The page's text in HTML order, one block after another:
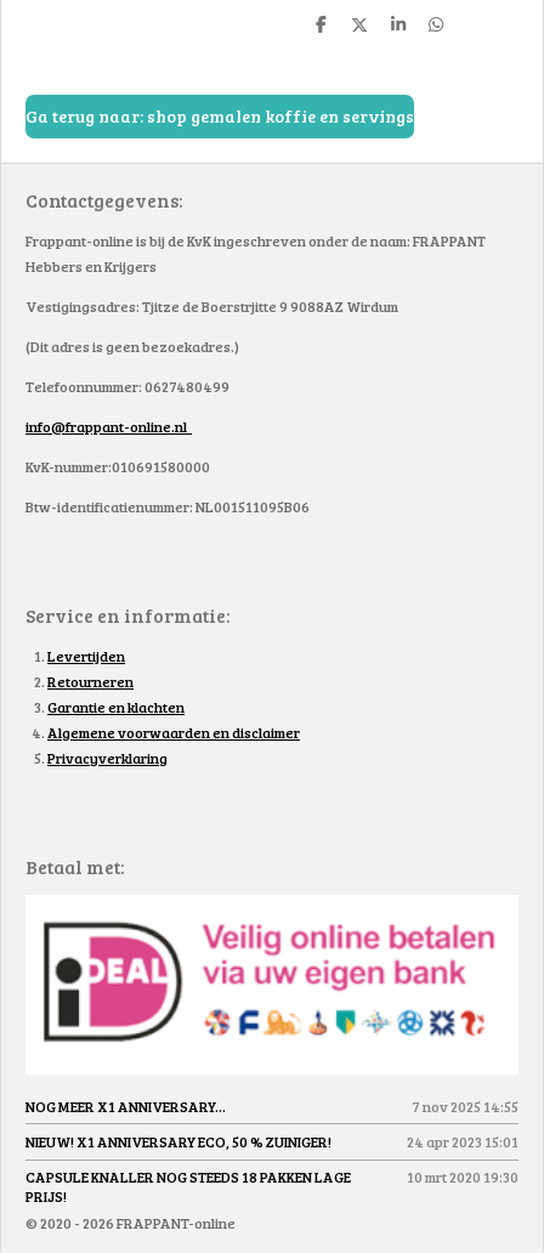
D
n
D
S
e
D
Ga terug naar: shop gemalen koffie en servings
Contactgegevens:
Frappant-online is bij de KvK ingeschreven onder de naam: FRAPPANT
Hebbers en Krijgers
Vestigingsadres: Tjitze de Boerstrjitte 9 9088AZ Wirdum
(Dit adres is geen bezoekadres.)
Telefoonnummer: 0627480499
info@frappant-online.nl
KvK-nummer:010691580000
Btw-identificatienummer: NL001511095B06
Service en informatie:
Levertijden
Retourneren
Garantie en klachten
Algemene voorwaarden en disclaimer
Privacyverklaring
Betaal met:
NOG MEER X1 ANNIVERSARY... 7 nov 2025 14:55
NIEUW! X1 ANNIVERSARY ECO, 50 % ZUINIGER!
24 apr 2023 15:01
CAPSULE KNALLER NOG STEEDS 18 PAKKEN LAGE
PRIJS!
10 mrt 2020 19:30
© 2020 - 2026 FRAPPANT-online